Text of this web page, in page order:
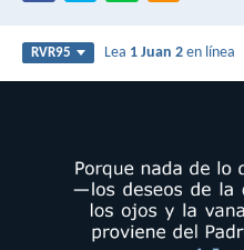
RVR95 Lea 1 Juan 2 en línea